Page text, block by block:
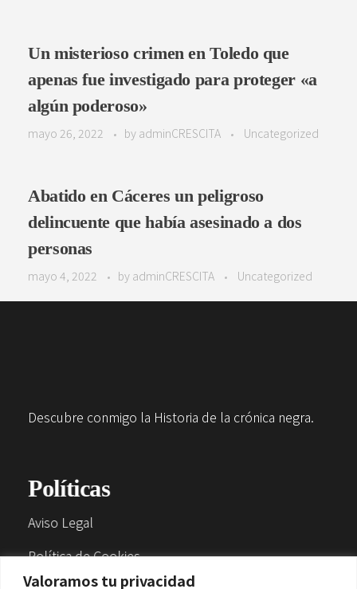
Valoramos tu privacidad
Un misterioso crimen en Toledo que
apenas fue investigado para proteger «a
algún poderoso»
mayo 26, 2022 by adminCRESCITA Uncategorized
Abatido en Cáceres un peligroso
delincuente que había asesinado a dos
personas
mayo 4, 2022 by adminCRESCITA Uncategorized
Descubre conmigo la Historia de la crónica negra.
Políticas
Aviso Legal
Política de Cookies